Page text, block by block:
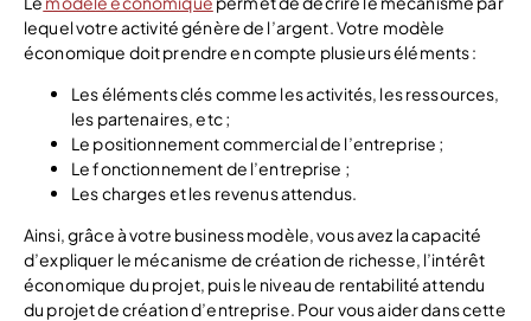
lequel votre activité génère de l’argent. Votre modèle
économique doit prendre en compte plusieurs éléments :
Les éléments clés comme les activités, les ressources,
les partenaires, etc ;
Le positionnement commercial de l’entreprise ;
Le fonctionnement de l’entreprise ;
Les charges et les revenus attendus.
Ainsi, grâce à votre business modèle, vous avez la capacité
d’expliquer le mécanisme de création de richesse, l’intérêt
économique du projet, puis le niveau de rentabilité attendu
du projet de création d’entreprise. Pour vous aider dans cette